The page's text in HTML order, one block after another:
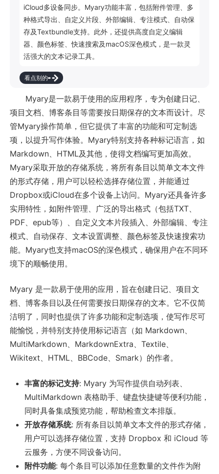
iCloud多设备同步。Myary功能丰富，包括附件管理、多
种格式导出、自定义片段、外部编辑、专注模式、自动保
存及Textbundle支持。此外，还提供高度自定义编辑
器、颜色标签、快速搜索及macOS深色模式，是一款灵
活强大的文本记录工具。
看点别的
Myary是一款易于使用的应用程序，专为创建日记、
项目文档、博客条目等需要按日期保存的文本而设计。尽
管Myary操作简单，但它提供了丰富的功能和可定制选
项，以提升写作体验。Myary特别支持各种标记语言，如
Markdown、HTML及其他，使得文档编写更加高效。
Myary采取开放的存储系统，将所有条目以简单文本文件
的形式存储，用户可以轻松选择存储位置，并能通过
Dropbox或iCloud在多个设备上访问。Myary还具备许多
实用特性，如附件管理、广泛的导出格式（包括TXT、
PDF、epub等）、自定义文本片段插入、外部编辑、专注
模式、自动保存、文本设置调整、颜色标签及快速搜索功
能。Myary也支持macOS的深色模式，确保用户在不同环
境下的顺畅使用。
Myary 是一款易于使用的应用，旨在创建日记、项目文
档、博客条目以及任何需要按日期保存的文本。它不仅简
洁明了，同时也提供了许多功能和定制选项，使写作尽可
能愉悦，并特别支持使用标记语言（如 Markdown、
MultiMarkdown、MarkdownExtra、Textile、
Wikitext、HTML、BBCode、Smark）的作者。
丰富的标记支持: Myary 为写作提供自动列表、
MultiMarkdown 表格助手、键盘快捷键等便利功能，
同时具备集成预览功能，帮助检查文本排版。
开放存储系统: 所有条目以简单文本文件的形式存储，
用户可以选择存储位置，支持 Dropbox 和 iCloud 等
云服务，方便不同设备访问。
附件功能: 每个条目可以添加任意数量的文件作为附